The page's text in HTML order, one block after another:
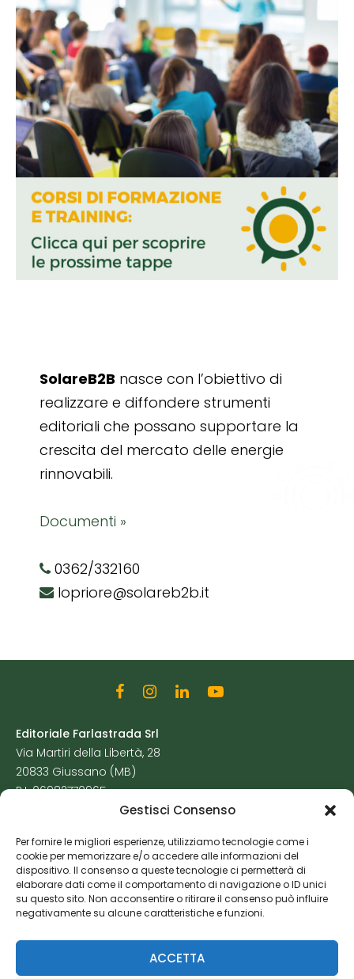
Gestisci Consenso
Per fornire le migliori esperienze, utilizziamo tecnologie come i
cookie per memorizzare e/o accedere alle informazioni del
dispositivo. Il consenso a queste tecnologie ci permetterà di
elaborare dati come il comportamento di navigazione o ID unici
su questo sito. Non acconsentire o ritirare il consenso può influire
negativamente su alcune caratteristiche e funzioni.
ACCETTA
SolareB2B nasce con l’obiettivo di
realizzare e diffondere strumenti
editoriali che possano supportare la
crescita del mercato delle energie
rinnovabili.
Documenti »
0362/332160
lopriore@solareb2b.it
Editoriale Farlastrada Srl
Via Martiri della Libertà, 28
20833 Giussano (MB)
P.I. 06982770965
Cookie Policy
Risorse Aggiuntive